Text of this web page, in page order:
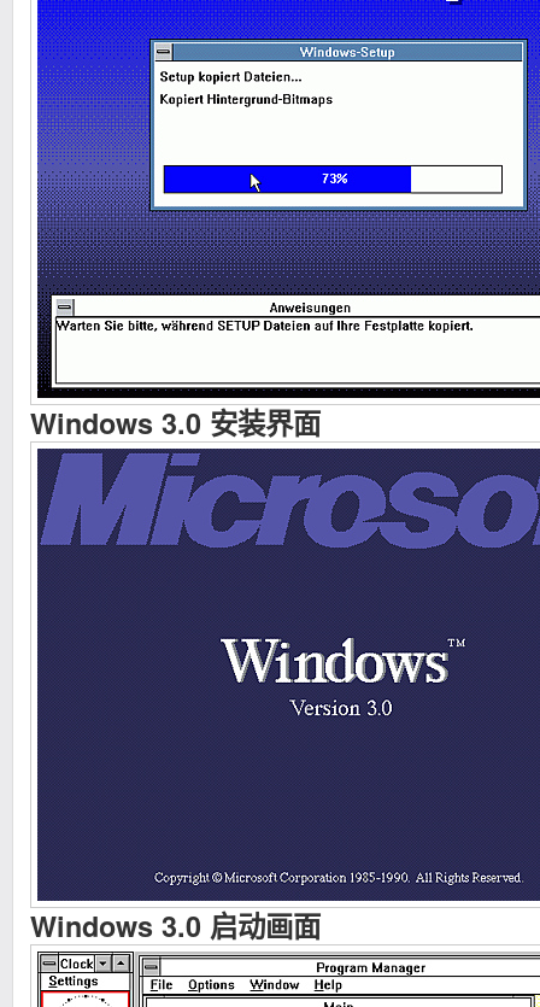
Windows 3.0 安装界面
Windows 3.0 启动画面